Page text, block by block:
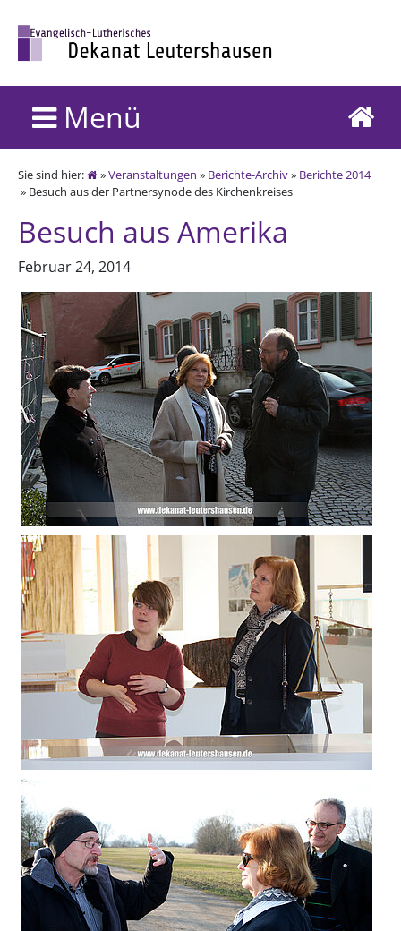
Menü
Sie sind hier: »Veranstaltungen » Berichte-Archiv» Berichte 2014
» Besuch aus der Partnersynode des Kirchenkreises
Besuch aus Amerika
Februar 24, 2014